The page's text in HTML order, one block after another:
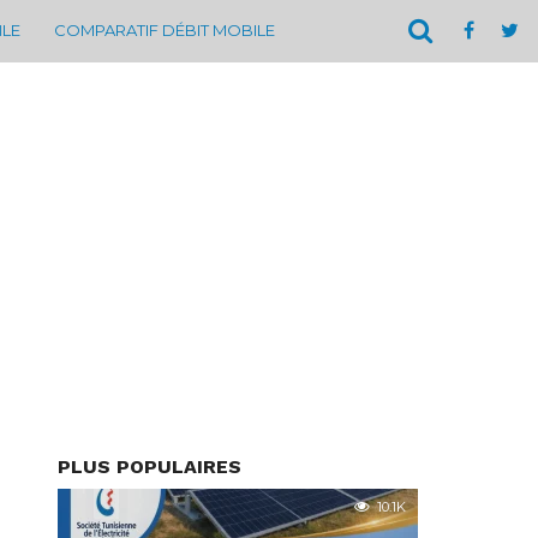
COMPARATIF DÉBIT MOBILE
PLUS POPULAIRES
10.1K